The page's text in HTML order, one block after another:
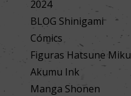
2024
BLOG Shinigami
Cómics
Figuras Hatsune Miku
Akumu Ink
Manga Shonen